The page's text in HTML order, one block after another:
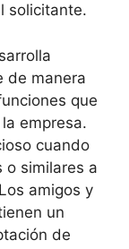
solicitante.
de manera
que
empresa.
cuando
o similares a
amigos y
un
de